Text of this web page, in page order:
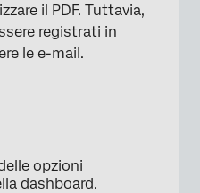
il PDF. Tuttavia,
registrati in
le e-mail.
opzioni
dashboard.